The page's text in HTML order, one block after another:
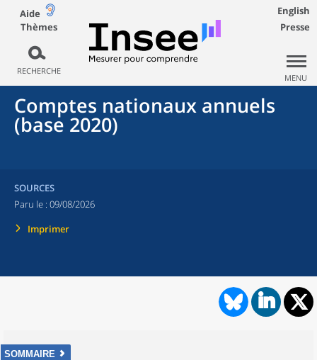
Aide
Thèmes
RECHERCHE
English
Presse
MENU
Comptes nationaux annuels
(base 2020)
SOURCES
Paru le : 09/08/2026
Imprimer
SOMMAIRE